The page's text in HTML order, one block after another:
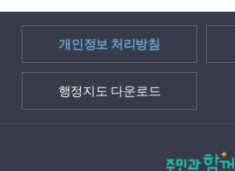
개인정보 처리방침
행정지도 다운로드